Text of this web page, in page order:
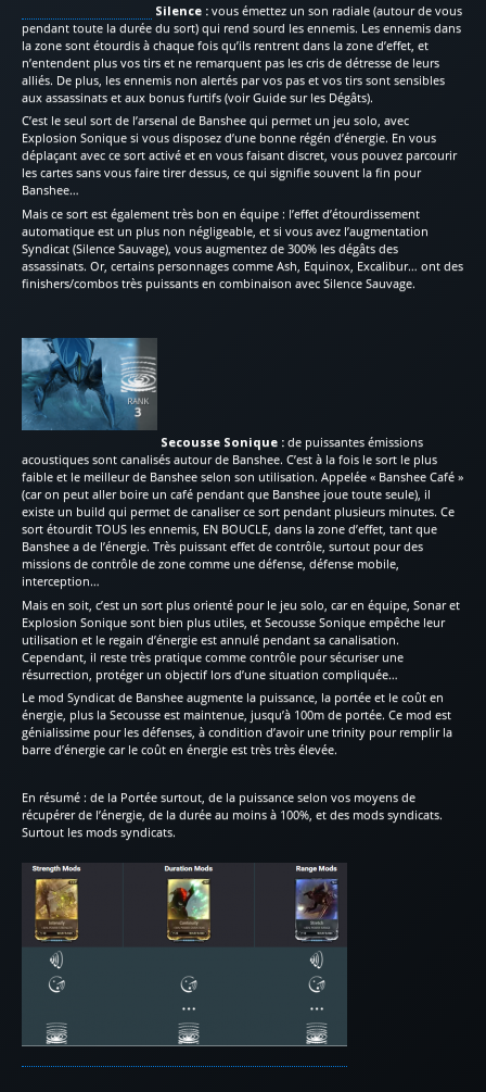
Silence : vous émettez un son radiale (autour de vous
pendant toute la durée du sort) qui rend sourd les ennemis. Les ennemis dans
la zone sont étourdis à chaque fois qu’ils rentrent dans la zone d’effet, et
n’entendent plus vos tirs et ne remarquent pas les cris de détresse de leurs
alliés. De plus, les ennemis non alertés par vos pas et vos tirs sont sensibles
aux assassinats et aux bonus furtifs (voir Guide sur les Dégâts).
C’est le seul sort de l’arsenal de Banshee qui permet un jeu solo, avec
Explosion Sonique si vous disposez d’une bonne régén d’énergie. En vous
déplaçant avec ce sort activé et en vous faisant discret, vous pouvez parcourir
les cartes sans vous faire tirer dessus, ce qui signifie souvent la fin pour
Banshee…
Mais ce sort est également très bon en équipe : l’effet d’étourdissement
automatique est un plus non négligeable, et si vous avez l’augmentation
Syndicat (Silence Sauvage), vous augmentez de 300% les dégâts des
assassinats. Or, certains personnages comme Ash, Equinox, Excalibur… ont des
finishers/combos très puissants en combinaison avec Silence Sauvage.
Secousse Sonique : de puissantes émissions
acoustiques sont canalisés autour de Banshee. C’est à la fois le sort le plus
faible et le meilleur de Banshee selon son utilisation. Appelée « Banshee Café »
(car on peut aller boire un café pendant que Banshee joue toute seule), il
existe un build qui permet de canaliser ce sort pendant plusieurs minutes. Ce
sort étourdit TOUS les ennemis, EN BOUCLE, dans la zone d’effet, tant que
Banshee a de l’énergie. Très puissant effet de contrôle, surtout pour des
missions de contrôle de zone comme une défense, défense mobile,
interception…
Mais en soit, c’est un sort plus orienté pour le jeu solo, car en équipe, Sonar et
Explosion Sonique sont bien plus utiles, et Secousse Sonique empêche leur
utilisation et le regain d’énergie est annulé pendant sa canalisation.
Cependant, il reste très pratique comme contrôle pour sécuriser une
résurrection, protéger un objectif lors d’une situation compliquée…
Le mod Syndicat de Banshee augmente la puissance, la portée et le coût en
énergie, plus la Secousse est maintenue, jusqu’à 100m de portée. Ce mod est
génialissime pour les défenses, à condition d’avoir une trinity pour remplir la
barre d’énergie car le coût en énergie est très très élevée.
En résumé : de la Portée surtout, de la puissance selon vos moyens de
récupérer de l’énergie, de la durée au moins à 100%, et des mods syndicats.
Surtout les mods syndicats.